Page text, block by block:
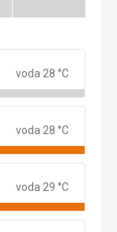
voda 28 °C
voda 28 °C
voda 29 °C